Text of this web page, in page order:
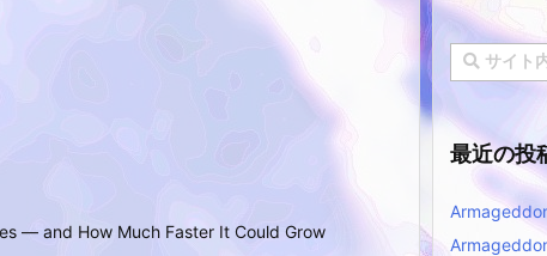
— and How Much Faster It Could Grow
最近の投